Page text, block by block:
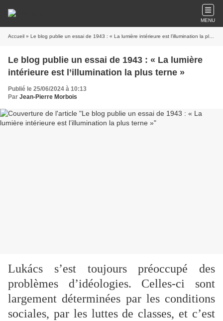
MENU
Accueil » Le blog publie un essai de 1943 : « La lumière intérieure est l’illumination la plus terne »
Le blog publie un essai de 1943 : « La lumière
intérieure est l’illumination la plus terne »
Publié le 25/06/2024 à 10:13
Par Jean-Pierre Morbois
Lukács s’est toujours préoccupé des
problèmes d’idéologies. Celles-ci sont
largement déterminées par les conditions
sociales, par les luttes de classes, et c’est